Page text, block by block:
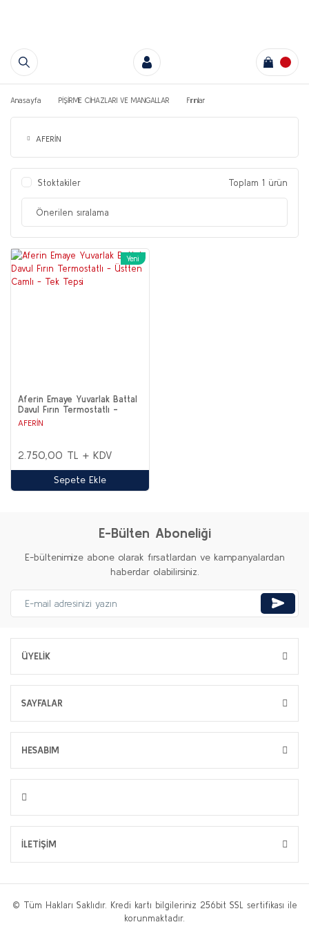
Anasayfa PİŞİRME CİHAZLARI VE MANGALLAR Fırınlar
AFERİN
Stoktakiler Toplam 1 ürün
Yeni
Aferin Emaye Yuvarlak Battal
Davul Fırın Termostatlı -
Üstten Camlı - Tek Tepsi
AFERİN
2.750,00 TL + KDV
Sepete Ekle
E-Bülten Aboneliği
E-bültenimize abone olarak fırsatlardan ve kampanyalardan
haberdar olabilirsiniz.
ÜYELİK
SAYFALAR
HESABIM
İLETİŞİM
© Tüm Hakları Saklıdır. Kredi kartı bilgileriniz 256bit SSL sertifikası ile
korunmaktadır.